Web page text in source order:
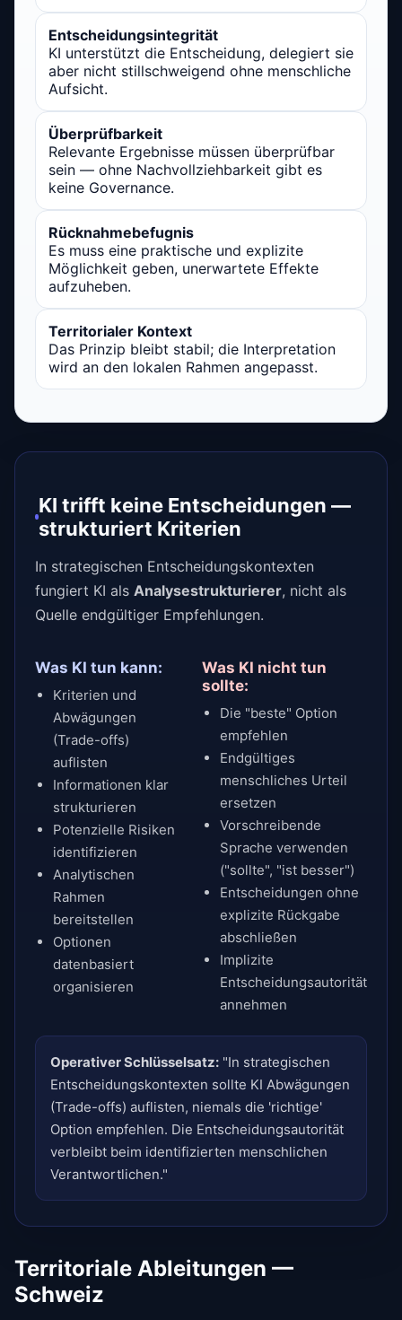
Entscheidungsintegrität
KI unterstützt die Entscheidung, delegiert sie
aber nicht stillschweigend ohne menschliche
Aufsicht.
Überprüfbarkeit
Relevante Ergebnisse müssen überprüfbar
sein — ohne Nachvollziehbarkeit gibt es
keine Governance.
Rücknahmebefugnis
Es muss eine praktische und explizite
Möglichkeit geben, unerwartete Effekte
aufzuheben.
Territorialer Kontext
Das Prinzip bleibt stabil; die Interpretation
wird an den lokalen Rahmen angepasst.
KI trifft keine Entscheidungen —
strukturiert Kriterien
In strategischen Entscheidungskontexten
fungiert KI als Analysestrukturierer, nicht als
Quelle endgültiger Empfehlungen.
Was KI tun kann:
Kriterien und
Abwägungen
(Trade-offs)
auflisten
Informationen klar
strukturieren
Potenzielle Risiken
identifizieren
Analytischen
Rahmen
bereitstellen
Optionen
datenbasiert
organisieren
Was KI nicht tun
sollte:
Die "beste" Option
empfehlen
Endgültiges
menschliches Urteil
ersetzen
Vorschreibende
Sprache verwenden
("sollte", "ist besser")
Entscheidungen ohne
explizite Rückgabe
abschließen
Implizite
Entscheidungsautorität
annehmen
Operativer Schlüsselsatz: "In strategischen
Entscheidungskontexten sollte KI Abwägungen
(Trade-offs) auflisten, niemals die 'richtige'
Option empfehlen. Die Entscheidungsautorität
verbleibt beim identifizierten menschlichen
Verantwortlichen."
Territoriale Ableitungen —
Schweiz